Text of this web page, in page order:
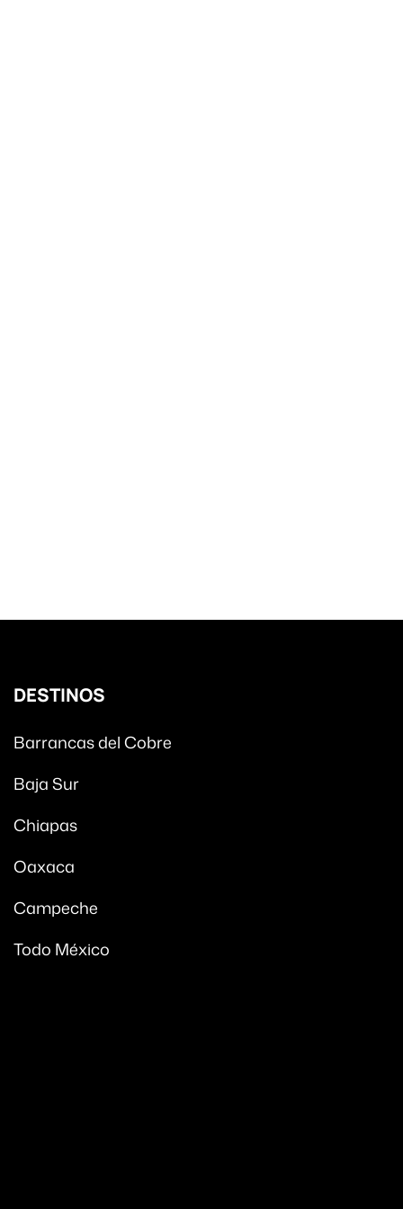
DESTINOS
Barrancas del Cobre
Baja Sur
Chiapas
Oaxaca
Campeche
Todo México